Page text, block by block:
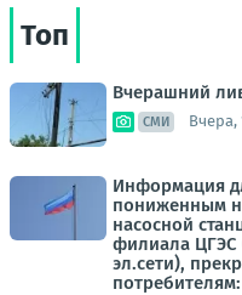
Топ
Вчерашний
СМИ Вчера,
Информация
пониженным
насосной
филиала ЦГЭС
эл.сети),